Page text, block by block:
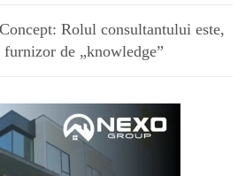
Rolul consultantului este,
de „knowledge”